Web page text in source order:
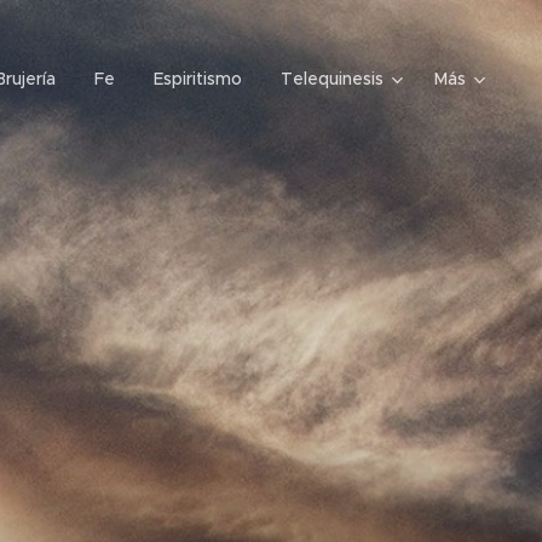
Fe Espiritismo Telequinesis Más